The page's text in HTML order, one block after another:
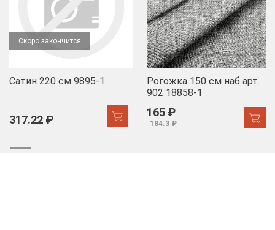
Скоро закончится
Сатин 220 см 9895-1
317.22 ₽
Рогожка 150 см наб арт.
902 18858-1
165 ₽
184.3 ₽